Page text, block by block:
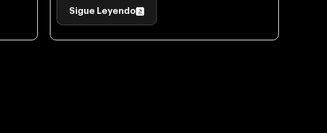
Sigue Leyendo